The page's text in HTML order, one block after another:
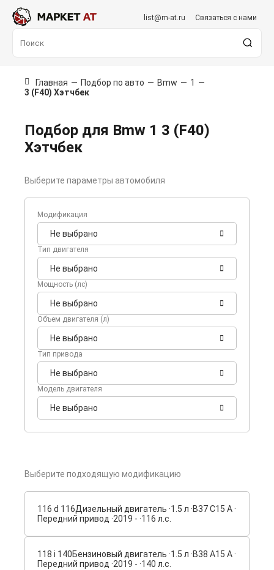
list@m-at.ru Связаться с нами
Главная — Подбор по авто — Bmw — 1 —
3 (F40) Хэтчбек
Подбор для Bmw 1 3 (F40)
Хэтчбек
Выберите параметры автомобиля
Модификация
Не выбрано
Тип двигателя
Не выбрано
Мощность (лс)
Не выбрано
Объем двигателя (л)
Не выбрано
Тип привода
Не выбрано
Модель двигателя
Не выбрано
Выберите подходящую модификацию
116 d 116Дизельный двигатель ·1.5 л ·B37 C15 A ·
Передний привод ·2019 - ·116 л.с.
118 i 140Бензиновый двигатель ·1.5 л ·B38 A15 A ·
Передний привод ·2019 - ·140 л.с.